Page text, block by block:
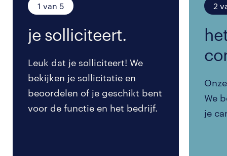
1 van 5
je solliciteert.
Leuk dat je solliciteert! We
bekijken je sollicitatie en
beoordelen of je geschikt bent
voor de functie en het bedrijf.
2
We
je